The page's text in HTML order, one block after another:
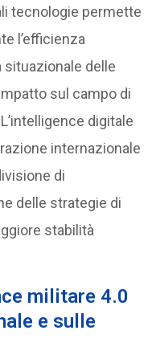
tecnologie permette
l’efficienza
situazionale delle
sul campo di
digitale
internazionale
di
delle strategie di
stabilità
militare 4.0
e sulle